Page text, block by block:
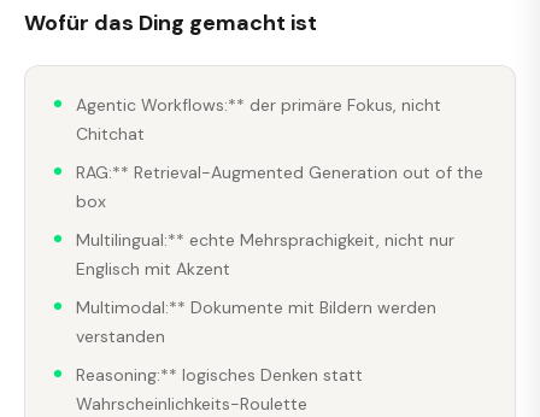
Wofür das Ding gemacht ist
Agentic Workflows:** der primäre Fokus, nicht
Chitchat
RAG:** Retrieval-Augmented Generation out of the
box
Multilingual:** echte Mehrsprachigkeit, nicht nur
Englisch mit Akzent
Multimodal:** Dokumente mit Bildern werden
verstanden
Reasoning:** logisches Denken statt
Wahrscheinlichkeits-Roulette